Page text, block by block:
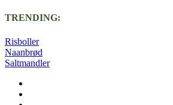
TRENDING:
Risboller
Naanbrød
Saltmandler